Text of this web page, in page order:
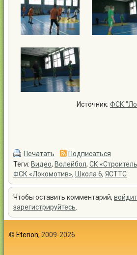
Источник: ФСК
Печатать Подписаться
Теги: Видео, Волейбол, СК
ФСК «Локомотив», Школа 6, ЯСТТС
Чтобы оставить комментарий,
зарегистрируйтесь.
© Eterion, 2009-2026